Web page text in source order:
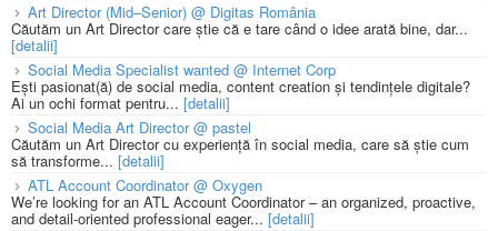
Art Director (Mid–Senior) @ Digitas România
Căutăm un Art Director care știe că e tare când o idee arată bine, dar...
[detalii]
Social Media Specialist wanted @ Internet Corp
Ești pasionat(ă) de social media, content creation și tendințele digitale?
Ai un ochi format pentru... [detalii]
Social Media Art Director @ pastel
Căutăm un Art Director cu experiență în social media, care să știe cum
să transforme... [detalii]
ATL Account Coordinator @ Oxygen
We’re looking for an ATL Account Coordinator – an organized, proactive,
and detail-oriented professional eager... [detalii]